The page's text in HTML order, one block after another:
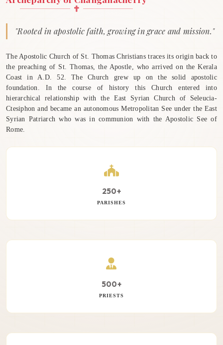
"Rooted in apostolic faith, growing in grace and mission."
The Apostolic Church of St. Thomas Christians traces its origin back to
the preaching of St. Thomas, the Apostle, who arrived on the Kerala
Coast in A.D. 52. The Church grew up on the solid apostolic
foundation. In the course of history this Church entered into
hierarchical relationship with the East Syrian Church of Seleucia-
Ctesiphon and became an autonomous Metropolitan See under the East
Syrian Patriarch who was in communion with the Apostolic See of
Rome.
250+
PARISHES
500+
PRIESTS